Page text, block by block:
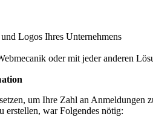
Logos Ihres Unternehmens
oder mit jeder anderen
um Ihre Zahl an
erstellen, war Folgendes nötig: